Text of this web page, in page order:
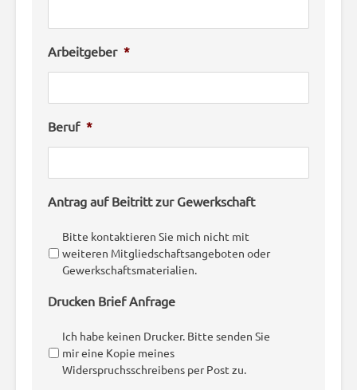
Arbeitgeber *
Beruf *
Antrag auf Beitritt zur Gewerkschaft
Bitte kontaktieren Sie mich nicht mit
weiteren Mitgliedschaftsangeboten oder
Gewerkschaftsmaterialien.
Drucken Brief Anfrage
Ich habe keinen Drucker. Bitte senden Sie
mir eine Kopie meines
Widerspruchsschreibens per Post zu.